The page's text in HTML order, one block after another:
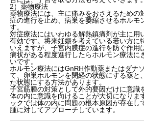
2）薬物療法
薬物療法には、主に痛みをおさえるための
症の進行を止め、病巣を萎縮させるホルモ
す。
対症療法にはいわゆる解熱鎮痛剤が主に用
有効です。将来妊娠を考えている若い方に
いえますが、子宮内膜症の進行を防ぐ作用
病状がある程度進行したらホルモン療法に
いです。
ホルモン療法にはGnRH作動薬またはダナ
て、卵巣ホルモンを閉経の状態にする薬と
た状態にする方法があります。
子宮筋腫の対策として外的要因だけに意識
体の内に意識を向けることが大切になりま
ックでは体の内に問題の根本原因が存在し
腫に対してアプローチしています。